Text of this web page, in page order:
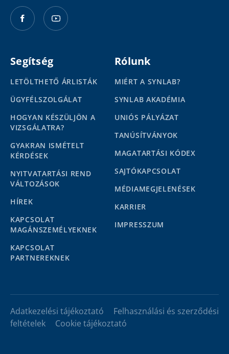
Segítség
LETÖLTHETŐ ÁRLISTÁK
ÜGYFÉLSZOLGÁLAT
HOGYAN KÉSZÜLJÖN A
VIZSGÁLATRA?
GYAKRAN ISMÉTELT
KÉRDÉSEK
NYITVATARTÁSI REND
VÁLTOZÁSOK
HÍREK
KAPCSOLAT
MAGÁNSZEMÉLYEKNEK
KAPCSOLAT
PARTNEREKNEK
Rólunk
MIÉRT A SYNLAB?
SYNLAB AKADÉMIA
UNIÓS PÁLYÁZAT
TANÚSÍTVÁNYOK
MAGATARTÁSI KÓDEX
SAJTÓKAPCSOLAT
MÉDIAMEGJELENÉSEK
KARRIER
IMPRESSZUM
Adatkezelési tájékoztató
Felhasználási és szerződési
feltételek
Cookie tájékoztató